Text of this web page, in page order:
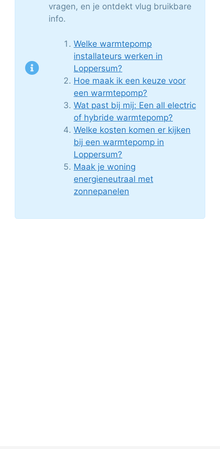
vragen, en je ontdekt vlug bruikbare
info.
Welke warmtepomp
installateurs werken in
Loppersum?
Hoe maak ik een keuze voor
een warmtepomp?
Wat past bij mij: Een all electric
of hybride warmtepomp?
Welke kosten komen er kijken
bij een warmtepomp in
Loppersum?
Maak je woning
energieneutraal met
zonnepanelen